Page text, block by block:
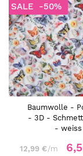
SALE
-50%
Baumwolle -
- 3D -
- weiss
12,99 €/m